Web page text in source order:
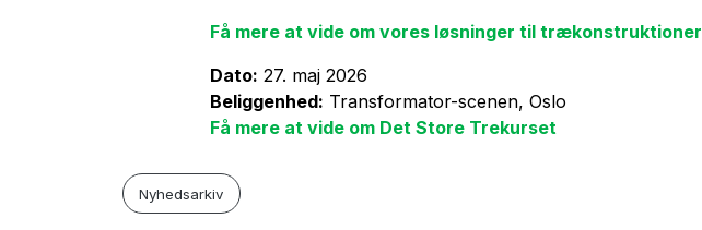
Få mere at vide om vores løsninger til trækonstruktioner
Dato: 27. maj 2026
Beliggenhed: Transformator-scenen, Oslo
Få mere at vide om Det Store Trekurset
Nyhedsarkiv